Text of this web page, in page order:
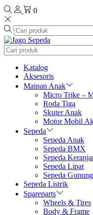
0
Katalog
Aksesoris
Mainan Anak
Micro Trike –
Roda Tiga
Skuter Anak
Motor Mobil
Sepeda
Sepeda Anak
Sepeda BMX
Sepeda
Sepeda Lipat
Sepeda Gunung
Sepeda Listrik
Spareparts
Wheels & Tires
Body & Frame